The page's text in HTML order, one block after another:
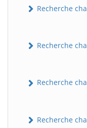
Recherche
Recherche
Recherche
Recherche